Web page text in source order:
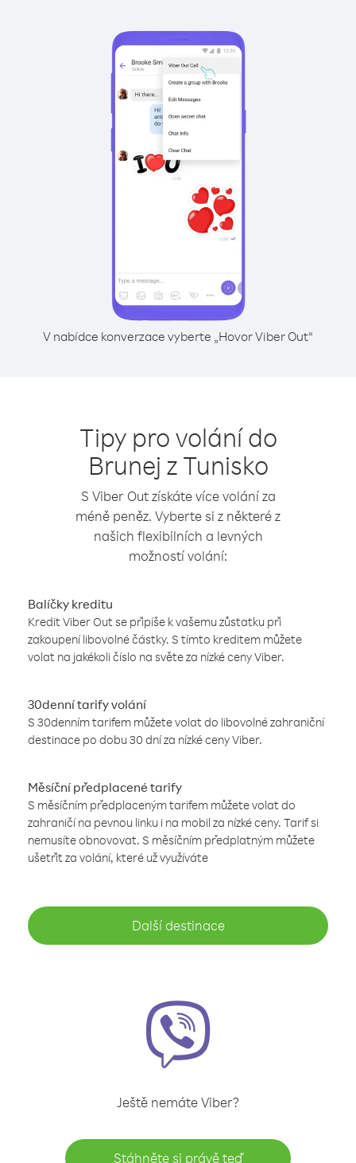
V nabídce konverzace vyberte „Hovor Viber Out“
Tipy pro volání do
Brunej z Tunisko
S Viber Out získáte více volání za
méně peněz. Vyberte si z některé z
našich flexibilních a levných
možností volání:
Balíčky kreditu
Kredit Viber Out se připíše k vašemu zůstatku při
zakoupení libovolné částky. S tímto kreditem můžete
volat na jakékoli číslo na světe za nízké ceny Viber.
30denní tarify volání
S 30denním tarifem můžete volat do libovolné zahraniční
destinace po dobu 30 dní za nízké ceny Viber.
Měsíční předplacené tarify
S měsíčním předplaceným tarifem můžete volat do
zahraničí na pevnou linku i na mobil za nízké ceny. Tarif si
nemusíte obnovovat. S měsíčním předplatným můžete
ušetřit za volání, které už využíváte
Další destinace
Ještě nemáte Viber?
Stáhněte si právě teď